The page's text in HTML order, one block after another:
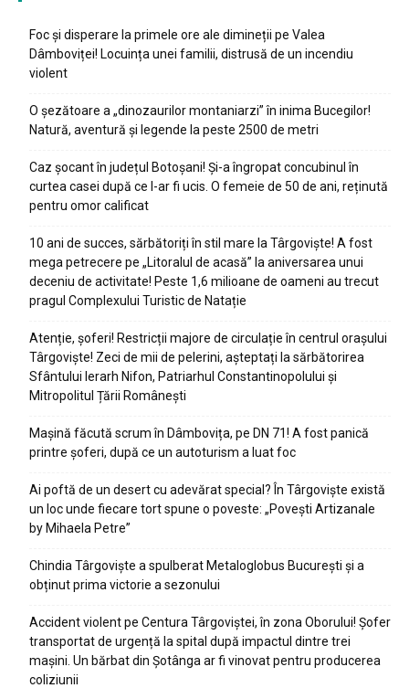
Foc și disperare la primele ore ale dimineții pe Valea
Dâmboviței! Locuința unei familii, distrusă de un incendiu
violent
O șezătoare a „dinozaurilor montaniarzi” în inima Bucegilor!
Natură, aventură și legende la peste 2500 de metri
Caz șocant în județul Botoșani! Și-a îngropat concubinul în
curtea casei după ce l-ar fi ucis. O femeie de 50 de ani, reținută
pentru omor calificat
10 ani de succes, sărbătoriți în stil mare la Târgoviște! A fost
mega petrecere pe „Litoralul de acasă” la aniversarea unui
deceniu de activitate! Peste 1,6 milioane de oameni au trecut
pragul Complexului Turistic de Natație
Atenție, șoferi! Restricții majore de circulație în centrul orașului
Târgoviște! Zeci de mii de pelerini, așteptați la sărbătorirea
Sfântului Ierarh Nifon, Patriarhul Constantinopolului și
Mitropolitul Țării Românești
Mașină făcută scrum în Dâmbovița, pe DN 71! A fost panică
printre șoferi, după ce un autoturism a luat foc
Ai poftă de un desert cu adevărat special? În Târgoviște există
un loc unde fiecare tort spune o poveste: „Povești Artizanale
by Mihaela Petre”
Chindia Târgoviște a spulberat Metaloglobus București și a
obținut prima victorie a sezonului
Accident violent pe Centura Târgoviștei, în zona Oborului! Șofer
transportat de urgență la spital după impactul dintre trei
mașini. Un bărbat din Șotânga ar fi vinovat pentru producerea
coliziunii